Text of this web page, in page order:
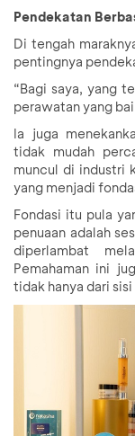
Pendekatan
Di tengah
pentingnya
“Bagi saya, yang
perawatan yang
Ia juga
tidak mudah
muncul di industri
yang menjadi
Fondasi itu pula
penuaan adalah
diperlambat
Pemahaman ini
tidak hanya dari